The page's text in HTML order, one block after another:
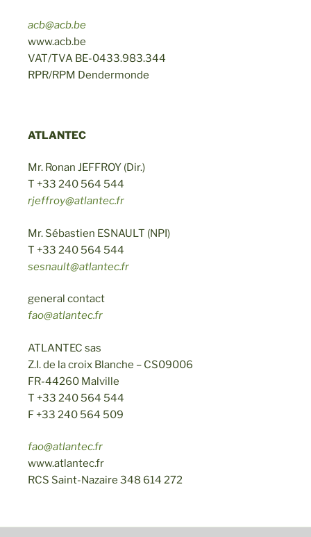
acb@acb.be
www.acb.be
VAT/TVA BE-0433.983.344
RPR/RPM Dendermonde
ATLANTEC
Mr. Ronan JEFFROY (Dir.)
T +33 240 564 544
rjeffroy@atlantec.fr
Mr. Sébastien ESNAULT (NPI)
T +33 240 564 544
sesnault@atlantec.fr
general contact
fao@atlantec.fr
ATLANTEC sas
Z.I. de la croix Blanche – CS09006
FR-44260 Malville
T +33 240 564 544
F +33 240 564 509
fao@atlantec.fr
www.atlantec.fr
RCS Saint-Nazaire 348 614 272